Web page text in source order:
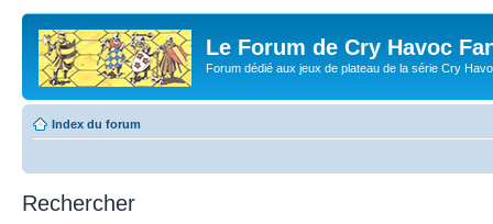
Le Forum de Cry Havoc
Forum dédié aux jeux de plateau de la série Cry
Index du forum
Rechercher